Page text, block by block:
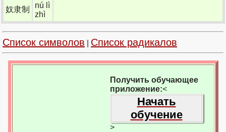
奴隶制
nú lì
zhì
Список символов Список радикалов
Получить обучающее
приложение:<
Начать
обучение
>